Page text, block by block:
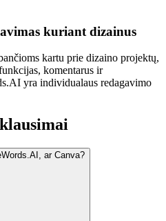
kuriant dizainus
kartu prie dizaino projektų,
komentarus ir
yra individualaus redagavimo
ar Canva?